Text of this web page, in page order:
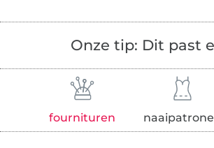
Onze tip: Dit past
fournituren